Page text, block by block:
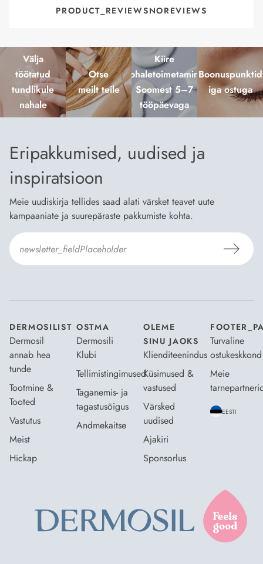
PRODUCT_REVIEWSNOREVIEWS
Välja
töötatud
tundlikule
nahale
Otse
meilt teile
Kiire
kohaletoimetamine
Soomest 5–7
tööpäevaga
Boonuspunktid
iga ostuga
Eripakkumised, uudised ja
inspiratsioon
Meie uudiskirja tellides saad alati värsket teavet uute
kampaaniate ja suurepäraste pakkumiste kohta.
DERMOSILIST
Dermosil
annab hea
tunde
Tootmine &
Tooted
Vastutus
Meist
Hickap
OSTMA
Dermosili
Klubi
Tellimistingimused
Taganemis- ja
tagastusõigus
Andmekaitse
OLEME
SINU JAOKS
Klienditeenindus
Küsimused &
vastused
Värsked
uudised
Ajakiri
Sponsorlus
Turvaline
ostukeskkond
Meie
EESTI